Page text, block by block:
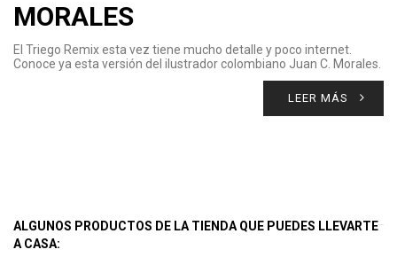
MORALES
El Triego Remix esta vez tiene mucho detalle y poco internet.
Conoce ya esta versión del ilustrador colombiano Juan C. Morales.
LEER MÁS
ALGUNOS PRODUCTOS DE LA TIENDA QUE PUEDES LLEVARTE
A CASA: